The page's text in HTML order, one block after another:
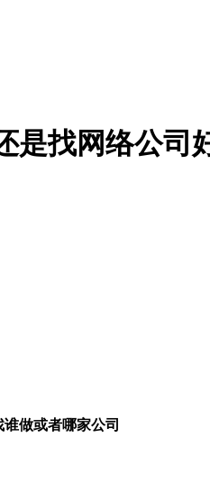
是找网络公司
做或者哪家公司